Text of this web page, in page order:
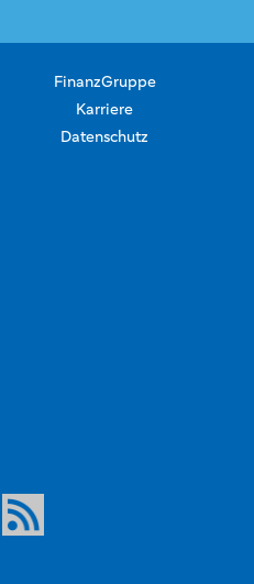
FinanzGruppe
Karriere
Datenschutz